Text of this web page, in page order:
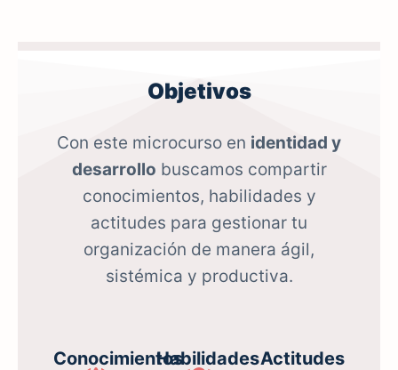
Objetivos
Con este microcurso en identidad y
desarrollo buscamos compartir
conocimientos, habilidades y
actitudes para gestionar tu
organización de manera ágil,
sistémica y productiva.
ConocimientosHabilidadesActitudes